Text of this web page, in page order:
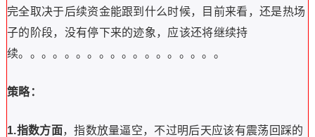
完全取决于后续资金能跟到什么时候，目前来看，还是热场
子的阶段，没有停下来的迹象，应该还将继续持
续。。。。。。。。。。。。。。。。。。
策略：
1.指数方面，指数放量逼空，不过明后天应该有震荡回踩的